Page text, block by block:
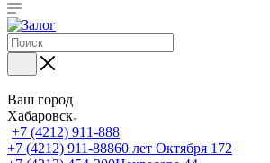
Ваш город
Хабаровск
+7 (4212) 911-888
+7 (4212) 911-88860 лет Октября 172